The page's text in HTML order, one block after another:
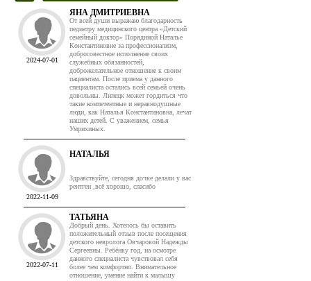
2024-07-01
ЯНА ДМИТРИЕВНА
От всей души выражаю благодарность
педиатру медицинского центра «Детский
семейный доктор» Порядиной Наталье
Константиновне за профессионализм,
добросовестное исполнение своих
служебных обязанностей,
доброжелательное отношение к своим
пациентам. После приема у данного
специалиста остались всей семьей очень
довольны. Липецк может гордиться что
такие компетентные и неравнодушные
люди, как Наталья Константиновна, лечат
наших детей. С уважением, семья
Умрихиных.
2022-11-09
НАТАЛЬЯ
Здравствуйте, сегодня дочке делали у вас
рентген ,всё хорошо, спасибо
2022-07-11
ТАТЬЯНА
Добрый день. Хотелось бы оставить
положительный отзыв после посещения
детского невролога Овчаровой Надежды
Сергеевны. Ребёнку год, на осмотре
данного специалиста чувствовал себя
более чем комфортно. Внимательное
отношение, умение найти к малышу